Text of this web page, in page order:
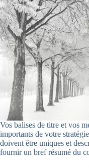
Vos balises de titre et vos
importants de votre
doivent être uniques et
fournir un bref résumé du